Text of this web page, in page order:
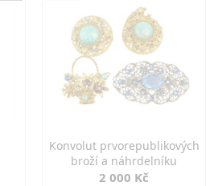
Konvolut prvorepublikových
broží a náhrdelníku
2 000 Kč